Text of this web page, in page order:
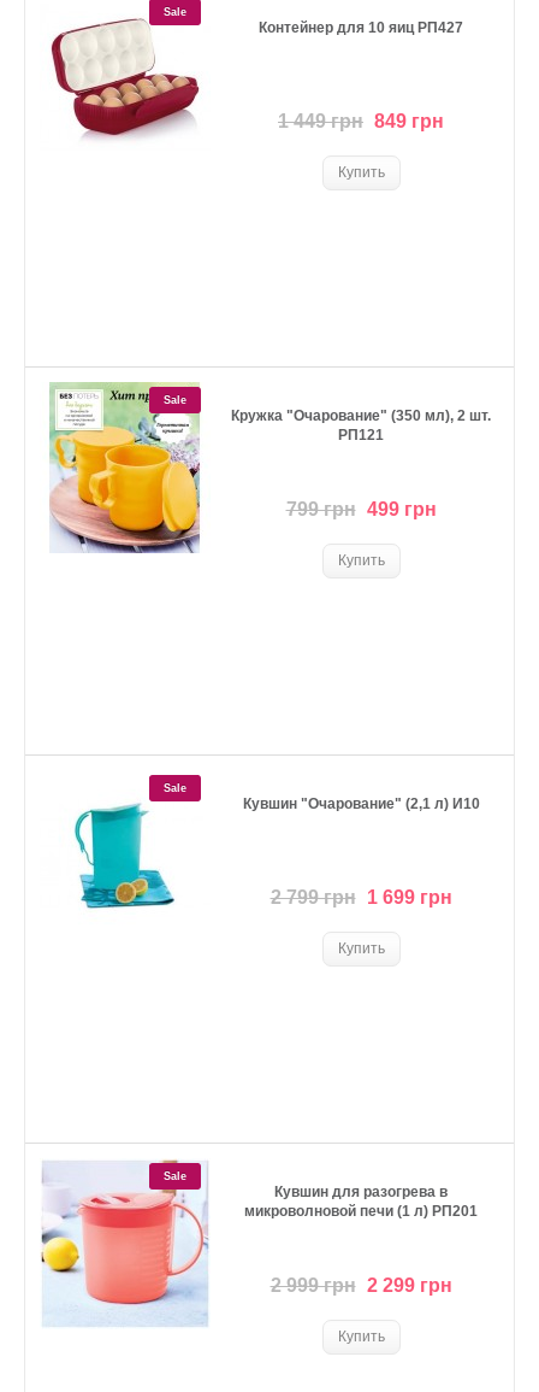
Sale
Контейнер для 10 яиц РП427
1 449 грн 849 грн
Sale
Кружка "Очарование" (350 мл), 2 шт.
РП121
799 грн 499 грн
Sale
Кувшин "Очарование" (2,1 л) И10
2 799 грн 1 699 грн
Sale
Кувшин для разогрева в
микроволновой печи (1 л) РП201
2 999 грн 2 299 грн